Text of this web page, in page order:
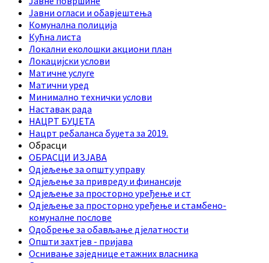
Јавни огласи и обавјештења
Комунална полиција
Кућна листа
Локални еколошки акциони план
Локацијски услови
Матичне услуге
Матични уред
Минимално технички услови
Наставак рада
НАЦРТ БУЏЕТА
Нацрт ребаланса буџета за 2019.
Обрасци
ОБРАСЦИ ИЗЈАВА
Одјељење за општу управу
Одјељење за привреду и финансије
Одјељење за просторно уређење и ст
Одјељење за просторно уређење и стамбено-
комуналне послове
Одобрење за обављање дјелатности
Општи захтјев - пријава
Оснивање заједнице етажних власника